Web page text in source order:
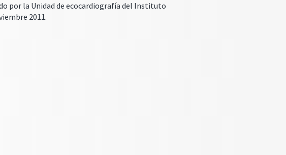
por la Unidad de ecocardiografía del Instituto
2011.